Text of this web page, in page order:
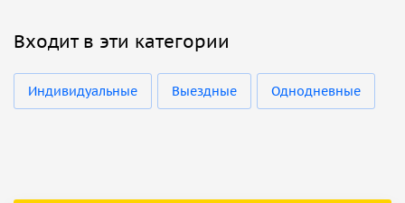
Входит в эти категории
Индивидуальные Выездные Однодневные